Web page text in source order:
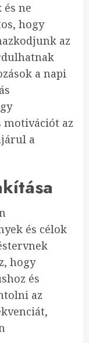
ne
hogy
az
a napi
motivációt az
a
és célok
hogy
és
az